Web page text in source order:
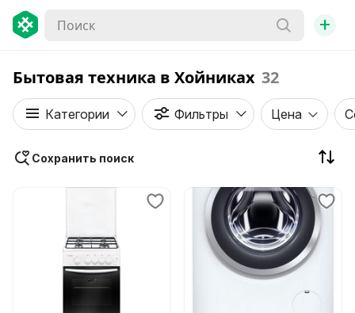
+
Бытовая техника в Хойниках 32
Категории Фильтры Цена
Сохранить поиск